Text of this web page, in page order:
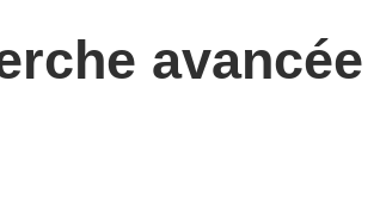
avancée